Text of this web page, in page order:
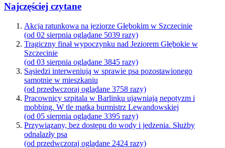
Najczęściej czytane
Akcja ratunkowa na jeziorze Głębokim w Szczecinie
(od 02 sierpnia oglądane 5039 razy)
Tragiczny finał wypoczynku nad Jeziorem Głębokie w
Szczecinie
(od 03 sierpnia oglądane 3845 razy)
Sąsiedzi interweniują w sprawie psa pozostawionego
samotnie w mieszkaniu
(od przedwczoraj oglądane 3758 razy)
Pracownicy szpitala w Barlinku ujawniają nepotyzm i
mobbing. W tle matka burmistrz Lewandowskiej
(od 05 sierpnia oglądane 3395 razy)
Przywiązany, bez dostępu do wody i jedzenia. Służby
odnalazły psa
(od przedwczoraj oglądane 2424 razy)